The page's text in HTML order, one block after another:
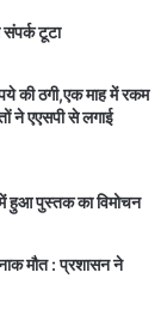
टूटा
की ठगी,एक माह में रकम
ने एएसपी से लगाई
में हुआ पुस्तक का विमोचन
मौत : प्रशासन ने